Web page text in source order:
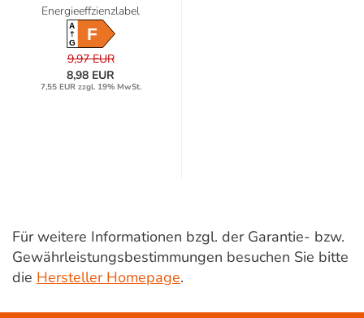
Energieeffzienzlabel
A
GF
9,97 EUR
8,98 EUR
7,55 EUR zzgl. 19% MwSt.
Für weitere Informationen bzgl. der Garantie- bzw.
Gewährleistungsbestimmungen besuchen Sie bitte
die Hersteller Homepage.